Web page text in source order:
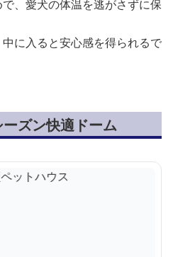
、愛犬の体温を逃がさずに保
に入ると安心感を得られるで
ズン快適ドーム